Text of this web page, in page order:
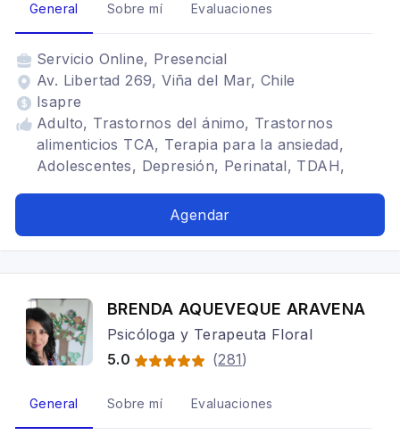
General Sobre mí Evaluaciones
Servicio Online, Presencial
Av. Libertad 269, Viña del Mar, Chile
Isapre
Adulto, Trastornos del ánimo, Trastornos
alimenticios TCA, Terapia para la ansiedad,
Adolescentes, Depresión, Perinatal, TDAH,
Agendar
BRENDA AQUEVEQUE ARAVENA
Psicóloga y Terapeuta Floral
5.0
(281)
General Sobre mí Evaluaciones